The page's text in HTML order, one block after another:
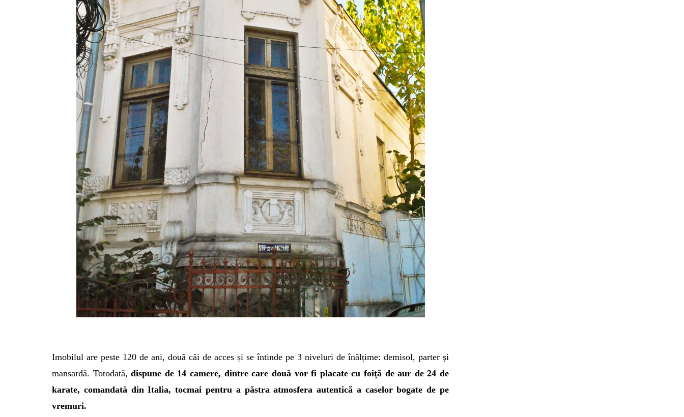
Imobilul are peste 120 de ani, două căi de acces și se întinde pe 3 niveluri de înălțime: demisol, parter și
mansardă. Totodată,dispune de 14 camere, dintre care două vor fi placate cu foiţă de aur de 24 de
karate, comandată din Italia, tocmai pentru a păstra atmosfera autentică a caselor bogate de pe
vremuri.